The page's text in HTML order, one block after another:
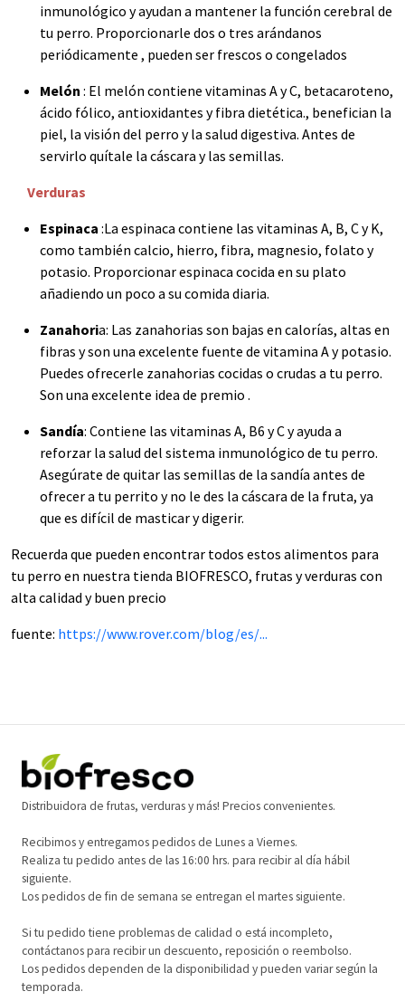
inmunológico y ayudan a mantener la función cerebral de
tu perro. Proporcionarle dos o tres arándanos
periódicamente , pueden ser frescos o congelados
Melón : El melón contiene vitaminas A y C, betacaroteno,
ácido fólico, antioxidantes y fibra dietética., benefician la
piel, la visión del perro y la salud digestiva. Antes de
servirlo quítale la cáscara y las semillas.
Verduras
Espinaca :La espinaca contiene las vitaminas A, B, C y K,
como también calcio, hierro, fibra, magnesio, folato y
potasio. Proporcionar espinaca cocida en su plato
añadiendo un poco a su comida diaria.
Zanahoria: Las zanahorias son bajas en calorías, altas en
fibras y son una excelente fuente de vitamina A y potasio.
Puedes ofrecerle zanahorias cocidas o crudas a tu perro.
Son una excelente idea de premio .
Sandía: Contiene las vitaminas A, B6 y C y ayuda a
reforzar la salud del sistema inmunológico de tu perro.
Asegúrate de quitar las semillas de la sandía antes de
ofrecer a tu perrito y no le des la cáscara de la fruta, ya
que es difícil de masticar y digerir.
Recuerda que pueden encontrar todos estos alimentos para
tu perro en nuestra tienda BIOFRESCO, frutas y verduras con
alta calidad y buen precio
fuente: https://www.rover.com/blog/es/...
Distribuidora de frutas, verduras y más! Precios convenientes.
Recibimos y entregamos pedidos de Lunes a Viernes.
Realiza tu pedido antes de las 16:00 hrs. para recibir al día hábil
siguiente.
Los pedidos de fin de semana se entregan el martes siguiente.
Si tu pedido tiene problemas de calidad o está incompleto,
contáctanos para recibir un descuento, reposición o reembolso.
Los pedidos dependen de la disponibilidad y pueden variar según la
temporada.